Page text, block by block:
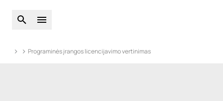
Atidarykite pasaulinę paiešką
Atidarykite pagrindinį meniu
Programinės įrangos licencijavimo vertinimas